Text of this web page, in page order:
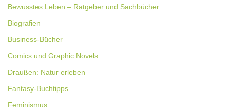
Bewusstes Leben – Ratgeber und Sachbücher
Biografien
Business-Bücher
Comics und Graphic Novels
Draußen: Natur erleben
Fantasy-Buchtipps
Feminismus